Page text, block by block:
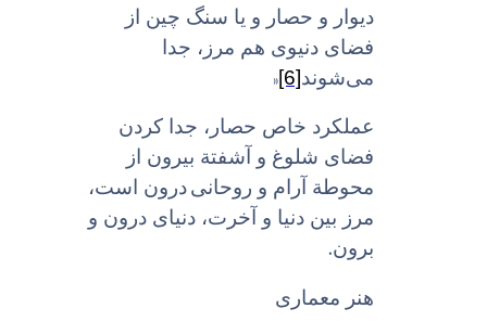
دیوار و حصار و یا سنگ چین از
فضاى دنیوى هم مرز، جدا
می‌شوند
»[6]
عملکرد خاص حصار، جدا کردن
فضاى شلوغ و آشفتة بیرون از
محوطة آرام و روحانىدرون است،
مرز بین دنیا و آخرت، دنیاى درون و
برون.
هنر معمارى